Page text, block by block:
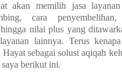
akan memilih jasa
cara penyembelihan,
nilai plus yang
lainnya. Terus
sebagai solusi aqiqah
berikut ini.